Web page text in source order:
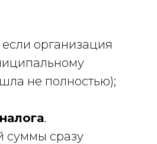
если организация
не полностью);
.
суммы сразу